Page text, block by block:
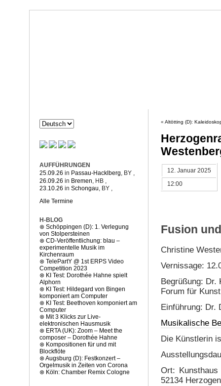
« Altötting (D):
12. Januar 2025
12:00
Fusion
Christine
Vernissage:
Begrüßung: Dr.
Forum für
Einführung: Dr.
Musikalische
Die Künstlerin
Ort: Kunsthaus
52134
AUFFÜHRUNGEN
25.09.26 in Passau-Hacklberg , BY
26.09.26 in Bremen , HB
23.10.26 in Schongau, BY ,
Alle Termine
H-BLOG
⊗ Schöppingen (D): 1. Verlegung
von Stolpersteinen
⊗ CD-Veröffentlichung: blau –
experimentelle Musik im
Kirchenraum
⊗ TelePartY @ 1st ERPS Video
Competition 2023
⊗ KI Test: Dorothée Hahne spielt
Alphorn
⊗ KI Test: Hildegard von Bingen
komponiert am Computer
⊗ KI Test: Beethoven komponiert am
Computer
⊗ Mit 3 Klicks zur Live-
elektronischen Hausmusik
⊗ ERTA (UK): Zoom – Meet the
composer – Dorothée Hahne
⊗ Kompositionen für und mit
Blockflöte
⊗ Augsburg (D): Festkonzert –
Orgelmusik in Zeiten von Corona
⊗ Köln: Chamber Remix Cologne